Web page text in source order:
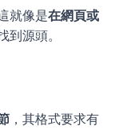
就像是在網頁或
到源頭。
，其格式要求有